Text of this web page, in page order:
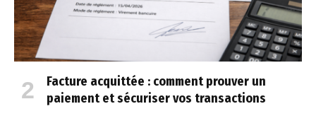
Facture acquittée : comment prouver un
paiement et sécuriser vos transactions